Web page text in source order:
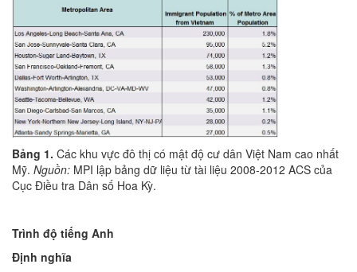
Bảng 1. Các khu vực đô thị có mật độ cư dân Việt Nam cao nhất
Mỹ. Nguồn: MPI lập bảng dữ liệu từ tài liệu 2008-2012 ACS của
Cục Điều tra Dân số Hoa Kỳ.
Trình độ tiếng Anh
Định nghĩa